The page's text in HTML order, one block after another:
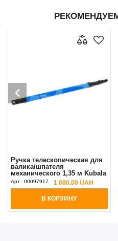
Ручка телескопическая для
валика/шпателя
механического 1,35 м Kubala
прорезиненная синяя
Арт.: 00097917 1 080.00 UAH
В КОРЗИНУ